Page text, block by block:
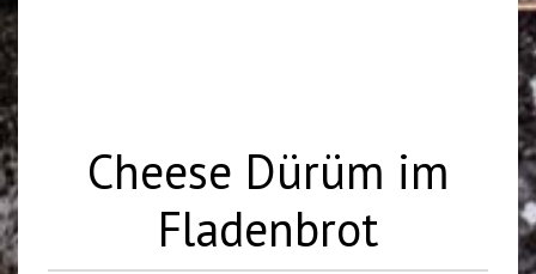
Cheese Dürüm im
Fladenbrot